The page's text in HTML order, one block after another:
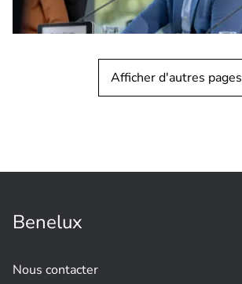
secteur de la
Afficher d'autres pages
Benelux
Nous contacter